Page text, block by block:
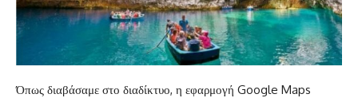
Όπως διαβάσαμε στο διαδίκτυο, η εφαρμογή Google Maps